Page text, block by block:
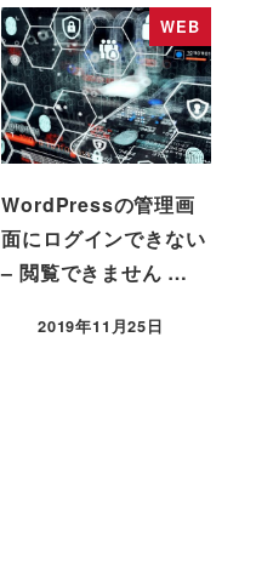
WEB
WordPressの管理画
面にログインできない
– 閲覧できません …
投稿日
2019年11月25日